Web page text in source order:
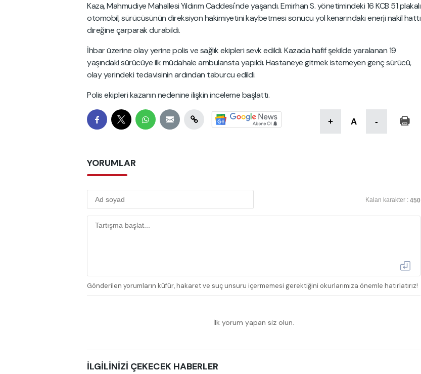
Kaza, Mahmudiye Mahallesi Yıldırım Caddesi'nde yaşandı. Emirhan S. yönetimindeki 16 KCB 51 plakalı
otomobil, sürücüsünün direksiyon hakimiyetini kaybetmesi sonucu yol kenarındaki enerji nakil hattı
direğine çarparak durabildi.
İhbar üzerine olay yerine polis ve sağlık ekipleri sevk edildi. Kazada hafif şekilde yaralanan 19
yaşındaki sürücüye ilk müdahale ambulansta yapıldı. Hastaneye gitmek istemeyen genç sürücü,
olay yerindeki tedavisinin ardından taburcu edildi.
Polis ekipleri kazanın nedenine ilişkin inceleme başlattı.
+ A -
YORUMLAR
Kalan karakter : 450
Gönderilen yorumların küfür, hakaret ve suç unsuru içermemesi gerektiğini okurlarımıza önemle hatırlatırız!
İlk yorum yapan siz olun.
İLGİLİNİZİ ÇEKECEK HABERLER